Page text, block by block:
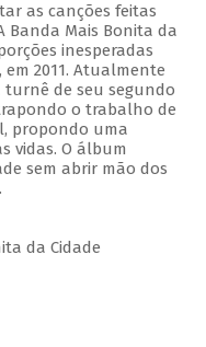
as canções feitas
Banda Mais Bonita da
inesperadas
2011. Atualmente
de seu segundo
o trabalho de
propondo uma
vidas. O álbum
sem abrir mão dos